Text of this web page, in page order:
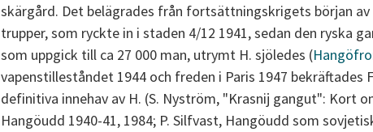
skärgård. Det belägrades från fortsättningskrigets början
trupper, som ryckte in i staden 4/12 1941, sedan den ryska
som uppgick till ca 27 000 man, utrymt H. sjöledes (
vapenstilleståndet 1944 och freden i Paris 1947 bekräftades
definitiva innehav av H. (S. Nyström, "Krasnij gangut": Kort
Hangöudd 1940-41, 1984; P. Silfvast, Hangöudd som